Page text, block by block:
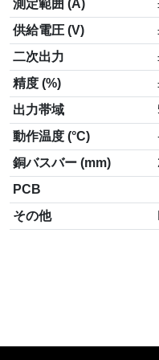
測定範囲 (A)
供給電圧 (V)
二次出力
精度 (%)
出力帯域
動作温度 (°C)
銅バスバー (mm)
PCB
その他